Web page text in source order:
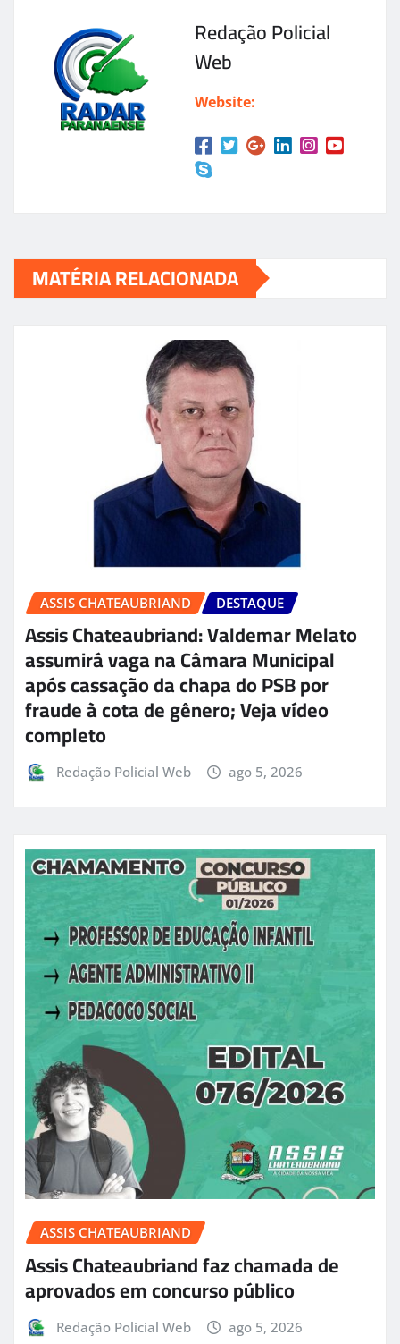
Redação Policial
Web
Website:
MATÉRIA RELACIONADA
ASSIS CHATEAUBRIAND DESTAQUE
Assis Chateaubriand: Valdemar Melato
assumirá vaga na Câmara Municipal
após cassação da chapa do PSB por
fraude à cota de gênero; Veja vídeo
completo
Redação Policial Web ago 5, 2026
ASSIS CHATEAUBRIAND
Assis Chateaubriand faz chamada de
aprovados em concurso público
Redação Policial Web ago 5, 2026